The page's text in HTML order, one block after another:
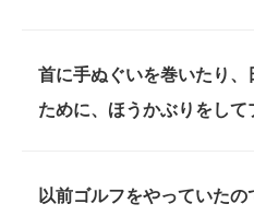
首に手ぬぐいを巻いたり、
ために、ほうかぶりをして
以前ゴルフをやっていたの